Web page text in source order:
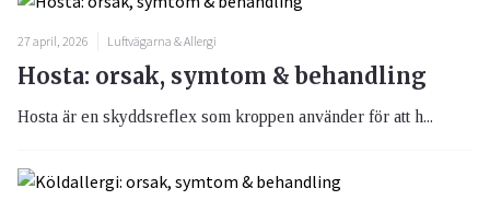
27 april, 2026 Luftvägarna & Allergi
Hosta: orsak, symtom & behandling
Hosta är en skyddsreflex som kroppen använder för att h...